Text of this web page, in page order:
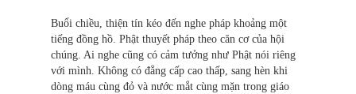
Buổi chiều, thiện tín kéo đến nghe pháp khoảng một
tiếng đồng hồ. Phật thuyết pháp theo căn cơ của hội
chúng. Ai nghe cũng có cảm tưởng như Phật nói riêng
với mình. Không có đẳng cấp cao thấp, sang hèn khi
dòng máu cùng đỏ và nước mắt cùng mặn trong giáo